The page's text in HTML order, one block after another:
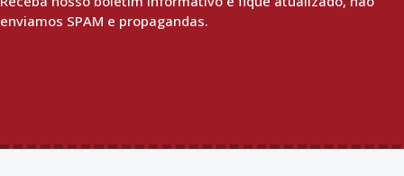
enviamos SPAM e propagandas.